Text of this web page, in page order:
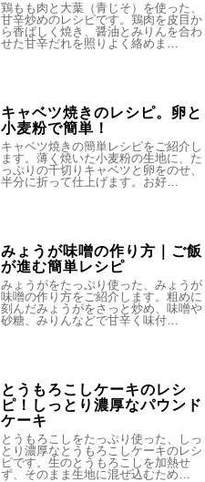
鶏もも肉と大葉（青じそ）を使った、
甘辛炒めのレシピです。鶏肉を皮目か
ら香ばしく焼き、醤油とみりんを合わ
せた甘辛だれを照りよく絡めま…
キャベツ焼きのレシピ。卵と
小麦粉で簡単！
キャベツ焼きの簡単レシピをご紹介し
ます。薄く焼いた小麦粉の生地に、た
っぷりの千切りキャベツと卵をのせ、
半分に折って仕上げます。お好…
みょうが味噌の作り方｜ご飯
が進む簡単レシピ
みょうがをたっぷり使った、みょうが
味噌の作り方をご紹介します。粗めに
刻んだみょうがをさっと炒め、味噌や
砂糖、みりんなどで甘辛く味付…
とうもろこしケーキのレシ
ピ！しっとり濃厚なパウンド
ケーキ
とうもろこしをたっぷり使った、しっ
とり濃厚なとうもろこしケーキのレシ
ピです。生のとうもろこしを加熱せ
ず、そのまま生地に混ぜ込むため…